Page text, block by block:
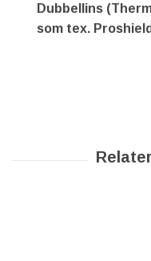
Dubbellins
som tex.